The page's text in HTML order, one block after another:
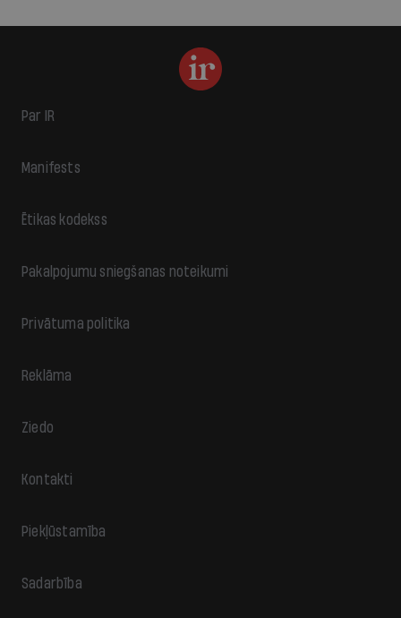
Par IR
Manifests
Ētikas kodekss
Pakalpojumu sniegšanas noteikumi
Privātuma politika
Reklāma
Ziedo
Kontakti
Piekļūstamība
Sadarbība